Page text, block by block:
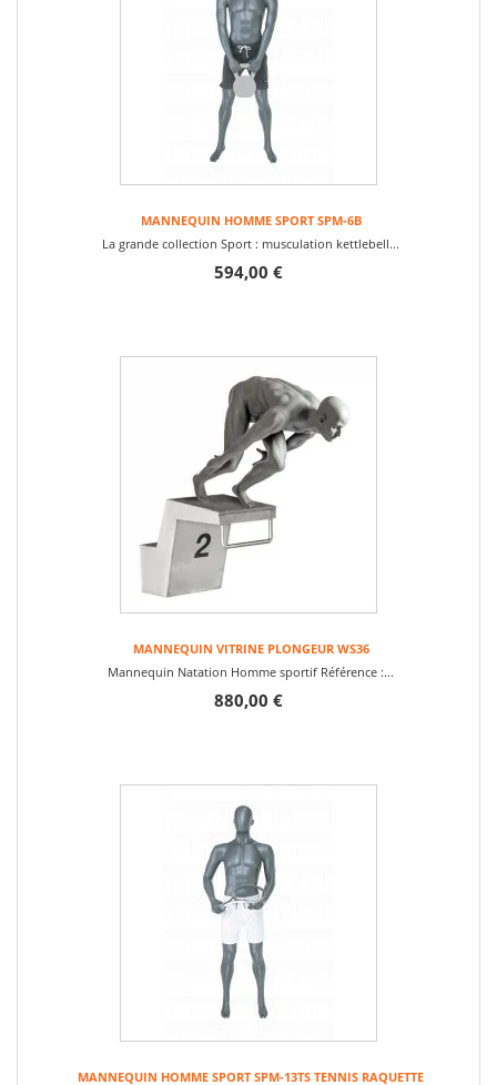
MANNEQUIN HOMME SPORT SPM-6B
La grande collection Sport : musculation kettlebell...
594,00 €
MANNEQUIN VITRINE PLONGEUR WS36
Mannequin Natation Homme sportif Référence :...
880,00 €
MANNEQUIN HOMME SPORT SPM-13TS TENNIS RAQUETTE